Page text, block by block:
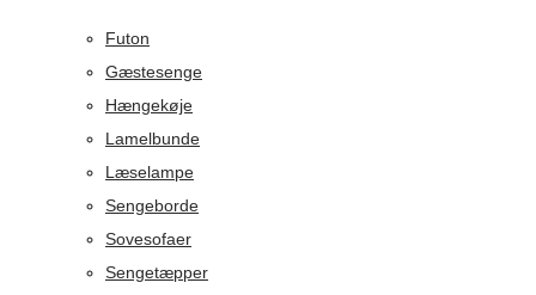
Futon
Gæstesenge
Hængekøje
Lamelbunde
Læselampe
Sengeborde
Sovesofaer
Sengetæpper